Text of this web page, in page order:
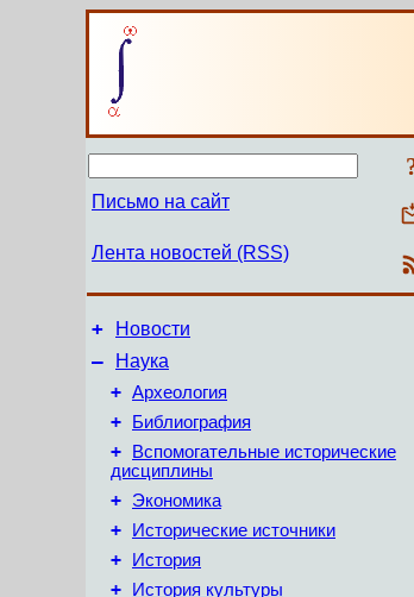
Письмо на сайт
Лента новостей (RSS)
+ Новости
–
Наука
+ Археология
+ Библиография
+
Вспомогательные исторические
дисциплины
+ Экономика
+ Исторические источники
+ История
+ История культуры